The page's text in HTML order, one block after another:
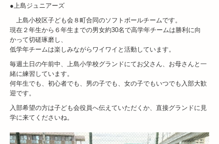
●上島ジュニアーズ
上島小校区子ども会８町合同のソフトボールチームです。
現在２年生から６年生までの男女約30名で高学年チームは勝利に向
かって切磋琢磨し、
低学年チームは楽しみながらワイワイと活動しています。
毎週土日の午前中、上島小学校グランドにてお父さん、お母さんと一
緒に練習しています。
何年生でも、初心者でも、男の子でも、女の子でもいつでも入部大歓
迎です。
入部希望の方は子ども会役員へ伝えていただくか、直接グランドに見
学に来てくださいね。